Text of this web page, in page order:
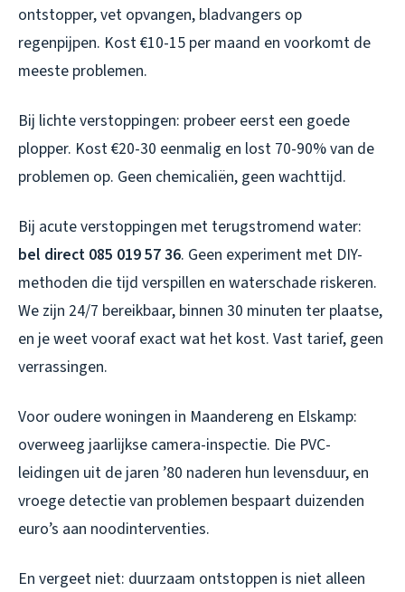
ontstopper, vet opvangen, bladvangers op
regenpijpen. Kost €10-15 per maand en voorkomt de
meeste problemen.
Bij lichte verstoppingen: probeer eerst een goede
plopper. Kost €20-30 eenmalig en lost 70-90% van de
problemen op. Geen chemicaliën, geen wachttijd.
Bij acute verstoppingen met terugstromend water:
bel direct 085 019 57 36. Geen experiment met DIY-
methoden die tijd verspillen en waterschade riskeren.
We zijn 24/7 bereikbaar, binnen 30 minuten ter plaatse,
en je weet vooraf exact wat het kost. Vast tarief, geen
verrassingen.
Voor oudere woningen in Maandereng en Elskamp:
overweeg jaarlijkse camera-inspectie. Die PVC-
leidingen uit de jaren ’80 naderen hun levensduur, en
vroege detectie van problemen bespaart duizenden
euro’s aan noodinterventies.
En vergeet niet: duurzaam ontstoppen is niet alleen